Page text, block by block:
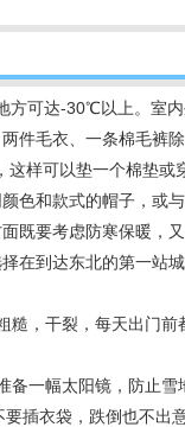
可达-30℃以上。室内
件毛衣、一条棉毛裤
样可以垫一个棉垫
和款式的帽子，或
既要考虑防寒保暖，
在到达东北的第一站
，干裂，每天出门
一幅太阳镜，防止雪
插衣袋，跌倒也不出